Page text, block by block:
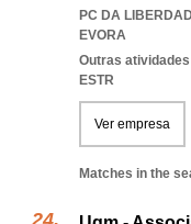
PC DA
EVORA
Outras
ESTR
Ver empresa
Matches in the